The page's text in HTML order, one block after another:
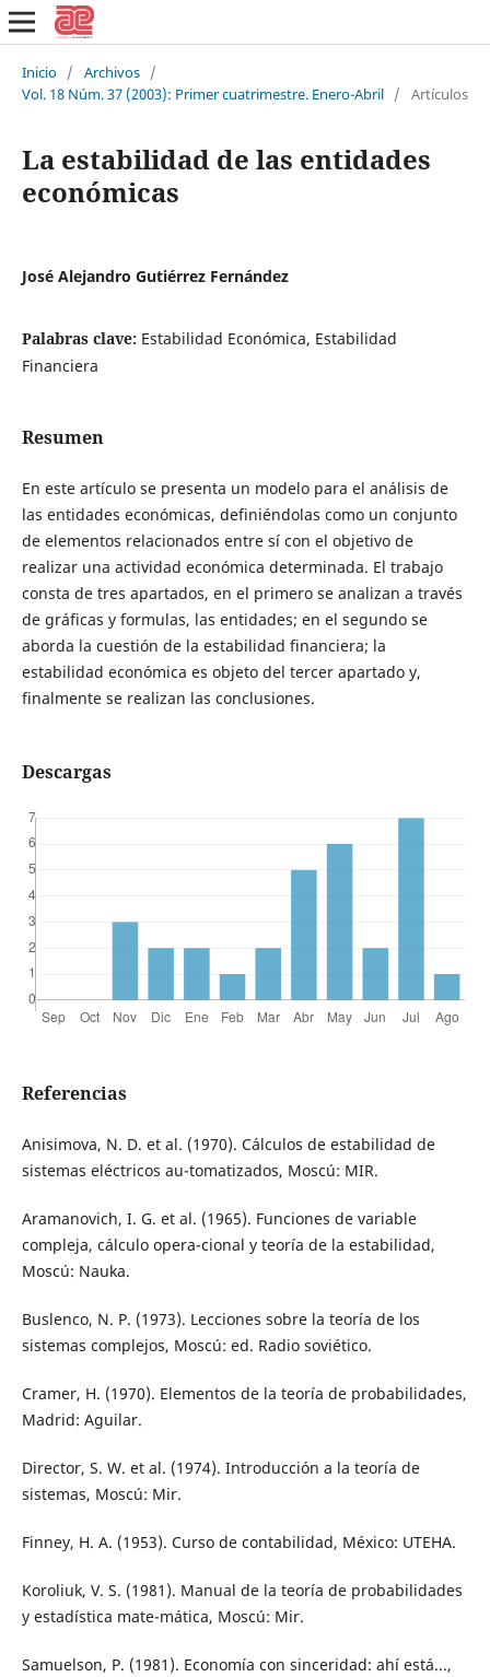
Inicio / Archivos /
Vol. 18 Núm. 37 (2003): Primer cuatrimestre. Enero-Abril / Artículos
La estabilidad de las entidades
económicas
José Alejandro Gutiérrez Fernández
Palabras clave: Estabilidad Económica, Estabilidad
Financiera
Resumen
En este artículo se presenta un modelo para el análisis de
las entidades económicas, definiéndolas como un conjunto
de elementos relacionados entre sí con el objetivo de
realizar una actividad económica determinada. El trabajo
consta de tres apartados, en el primero se analizan a través
de gráficas y formulas, las entidades; en el segundo se
aborda la cuestión de la estabilidad financiera; la
estabilidad económica es objeto del tercer apartado y,
finalmente se realizan las conclusiones.
Descargas
Referencias
Anisimova, N. D. et al. (1970). Cálculos de estabilidad de
sistemas eléctricos au-tomatizados, Moscú: MIR.
Aramanovich, I. G. et al. (1965). Funciones de variable
compleja, cálculo opera-cional y teoría de la estabilidad,
Moscú: Nauka.
Buslenco, N. P. (1973). Lecciones sobre la teoría de los
sistemas complejos, Moscú: ed. Radio soviético.
Cramer, H. (1970). Elementos de la teoría de probabilidades,
Madrid: Aguilar.
Director, S. W. et al. (1974). Introducción a la teoría de
sistemas, Moscú: Mir.
Finney, H. A. (1953). Curso de contabilidad, México: UTEHA.
Koroliuk, V. S. (1981). Manual de la teoría de probabilidades
y estadística mate-mática, Moscú: Mir.
Samuelson, P. (1981). Economía con sinceridad: ahí está...,